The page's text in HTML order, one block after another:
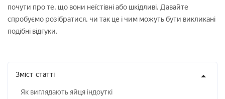
почути про те, що вони неїстівні або шкідливі. Давайте
спробуємо розібратися, чи так це і чим можуть бути викликані
подібні відгуки.
Зміст статті
Як виглядають яйця індоуткі